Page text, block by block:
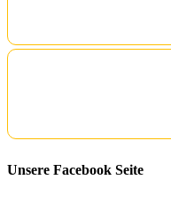
Unsere Facebook Seite